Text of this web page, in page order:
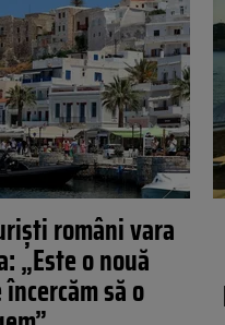
români vara
„Este o nouă
să o